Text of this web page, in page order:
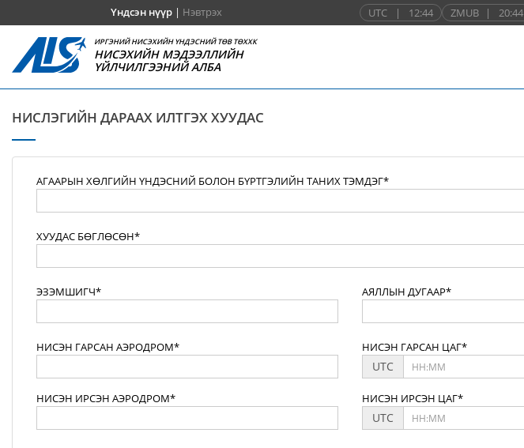
Үндсэн нүүр| Нэвтрэх UTC | 12:44 ZMUB | 20:44
ИРГЭНИЙ НИСЭХИЙН ҮНДЭСНИЙ ТӨВ ТӨХХК
НИСЭХИЙН МЭДЭЭЛЛИЙН
ҮЙЛЧИЛГЭЭНИЙ АЛБА
НИСЛЭГИЙН ДАРААХ ИЛТГЭХ ХУУДАС
АГААРЫН ХӨЛГИЙН ҮНДЭСНИЙ БОЛОН БҮРТГЭЛИЙН ТАНИХ ТЭМДЭГ*
ХУУДАС БӨГЛӨСӨН*
ЭЗЭМШИГЧ* АЯЛЛЫН ДУГААР*
НИСЭН ГАРСАН АЭРОДРОМ* НИСЭН ГАРСАН ЦАГ*
UTC
НИСЭН ИРСЭН АЭРОДРОМ* НИСЭН ИРСЭН ЦАГ*
UTC